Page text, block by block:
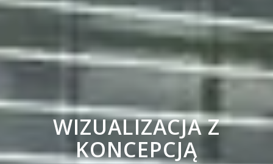
WIZUALIZACJA Z
KONCEPCJĄ